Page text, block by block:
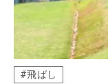
#飛ばし